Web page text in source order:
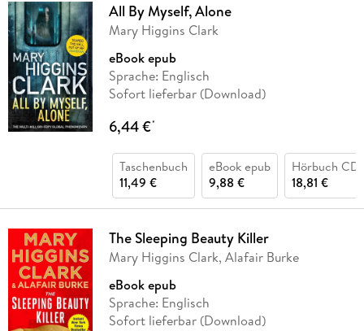
All By Myself, Alone
Mary Higgins Clark
eBook epub
Sprache: Englisch
Sofort lieferbar (Download)
6,44 €*
Taschenbuch
11,49 €
eBook epub
9,88 €
Hörbuch CD
18,81 €
The Sleeping Beauty Killer
Mary Higgins Clark, Alafair Burke
eBook epub
Sprache: Englisch
Sofort lieferbar (Download)